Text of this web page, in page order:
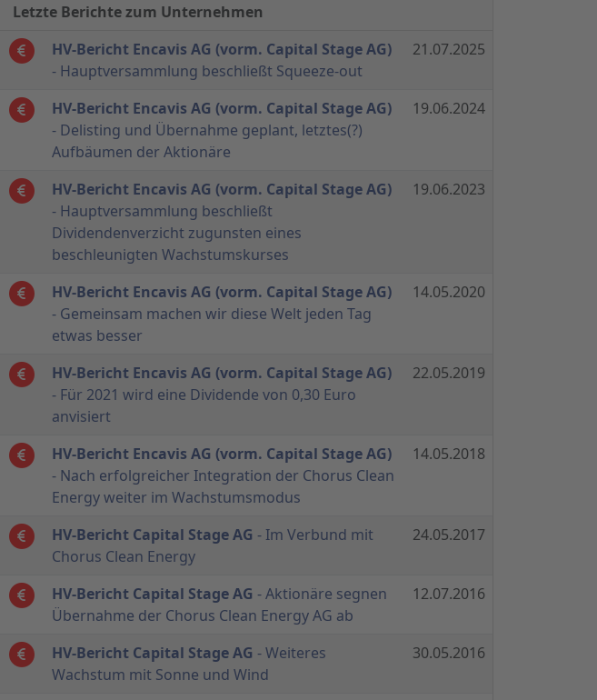
Letzte Berichte zum Unternehmen
HV-Bericht Encavis AG (vorm. Capital Stage AG)
- Hauptversammlung beschließt Squeeze-out
21.07.2025
HV-Bericht Encavis AG (vorm. Capital Stage AG)
- Delisting und Übernahme geplant, letztes(?)
Aufbäumen der Aktionäre
19.06.2024
HV-Bericht Encavis AG (vorm. Capital Stage AG)
- Hauptversammlung beschließt
Dividendenverzicht zugunsten eines
beschleunigten Wachstumskurses
19.06.2023
HV-Bericht Encavis AG (vorm. Capital Stage AG)
- Gemeinsam machen wir diese Welt jeden Tag
etwas besser
14.05.2020
HV-Bericht Encavis AG (vorm. Capital Stage AG)
- Für 2021 wird eine Dividende von 0,30 Euro
anvisiert
22.05.2019
HV-Bericht Encavis AG (vorm. Capital Stage AG)
- Nach erfolgreicher Integration der Chorus Clean
Energy weiter im Wachstumsmodus
14.05.2018
HV-Bericht Capital Stage AG - Im Verbund mit
Chorus Clean Energy
24.05.2017
HV-Bericht Capital Stage AG - Aktionäre segnen
Übernahme der Chorus Clean Energy AG ab
12.07.2016
HV-Bericht Capital Stage AG - Weiteres
Wachstum mit Sonne und Wind
30.05.2016